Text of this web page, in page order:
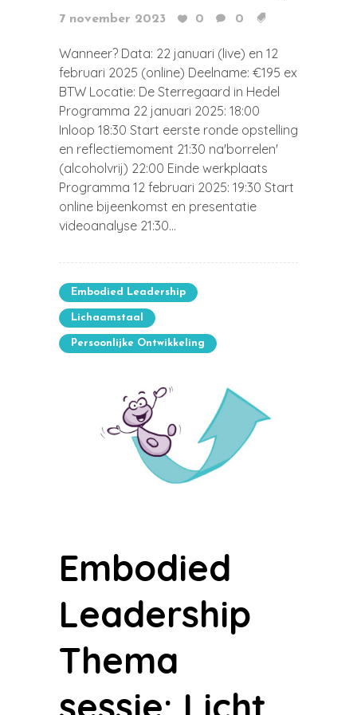
7 november 2023 0 0
Wanneer? Data: 22 januari (live) en 12
februari 2025 (online) Deelname: €195 ex
BTW Locatie: De Sterregaard in Hedel
Programma 22 januari 2025: 18:00
Inloop 18:30 Start eerste ronde opstelling
en reflectiemoment 21:30 na'borrelen'
(alcoholvrij) 22:00 Einde werkplaats
Programma 12 februari 2025: 19:30 Start
online bijeenkomst en presentatie
videoanalyse 21:30...
Embodied Leadership
Lichaamstaal
Persoonlijke Ontwikkeling
Embodied
Leadership
Thema